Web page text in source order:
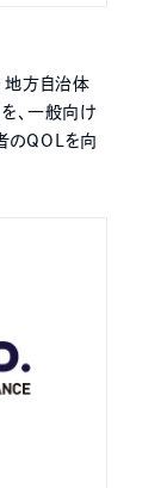
地⽅⾃治体
、一般向け
のQOLを向